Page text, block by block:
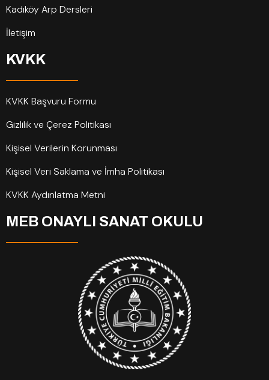
Kadıköy Arp Dersleri
İletişim
KVKK
KVKK Başvuru Formu
Gizlilik ve Çerez Politikası
Kişisel Verilerin Korunması
Kişisel Veri Saklama ve İmha Politikası
KVKK Aydınlatma Metni
MEB ONAYLI SANAT OKULU